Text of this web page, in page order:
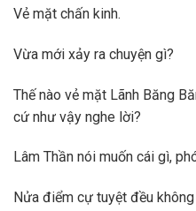
Vẻ mặt chấn kinh.
Vừa mới xảy ra chuyện gì?
Thế nào vẻ mặt Lãnh Băng
cứ như vậy nghe lời?
Lâm Thần nói muốn cái gì,
Nửa điểm cự tuyệt đều không